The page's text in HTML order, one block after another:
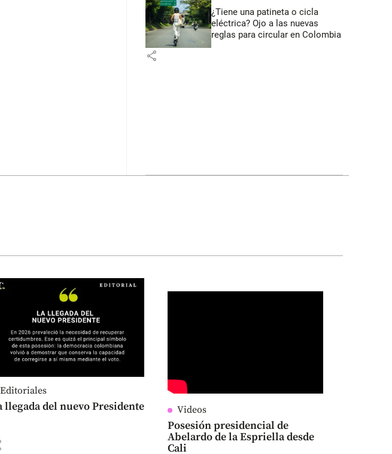
¿Tiene una patineta o cicla
eléctrica? Ojo a las nuevas
reglas para circular en Colombia
share
Editoriales
llegada del nuevo Presidente Videos
Posesión presidencial de
Abelardo de la Espriella desde
Cali